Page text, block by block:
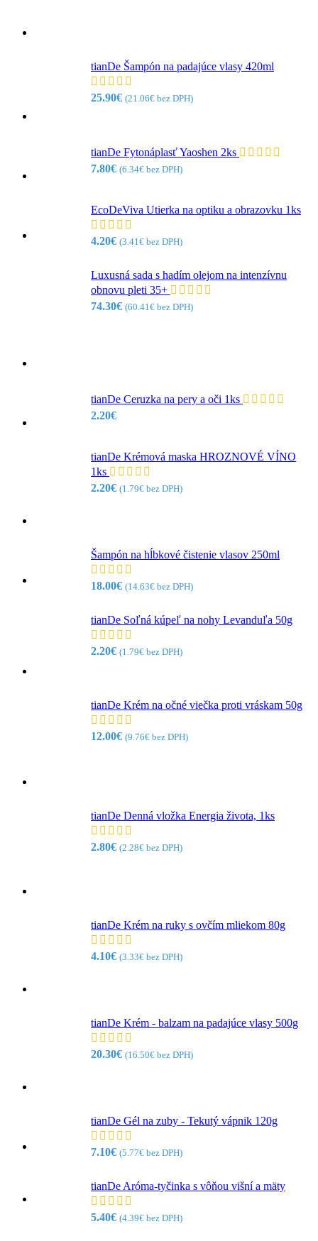
tianDe Šampón na padajúce vlasy 420ml
25.90€ (21.06€ bez DPH)
tianDe Fytonáplasť Yaoshen 2ks
7.80€ (6.34€ bez DPH)
EcoDeViva Utierka na optiku a obrazovku 1ks
4.20€ (3.41 € bez DPH)
Luxusná sada s hadím olejom na intenzívnu
obnovu pleti 35+
74.30€ (60.41 € bez DPH)
tianDe Ceruzka na pery a oči 1ks
2.20€
tianDe Krémová maska HROZNOVÉ VÍNO
1ks
2.20€ (1.79€ bez DPH)
Šampón na hĺbkové čistenie vlasov 250ml
18.00€ (14.63€ bez DPH)
tianDe Soľná kúpeľ na nohy Levanduľa 50g
2.20€ (1.79€ bez DPH)
tianDe Krém na očné viečka proti vráskam 50g
12.00€ (9.76€ bez DPH)
tianDe Denná vložka Energia života, 1ks
2.80€ (2.28€ bez DPH)
tianDe Krém na ruky s ovčím mliekom 80g
4.10€ (3.33€ bez DPH)
tianDe Krém - balzam na padajúce vlasy 500g
20.30€ (16.50€ bez DPH)
tianDe Gél na zuby - Tekutý vápnik 120g
7.10€ (5.77€ bez DPH)
tianDe Aróma-tyčinka s vôňou višní a mäty
5.40€ (4.39€ bez DPH)